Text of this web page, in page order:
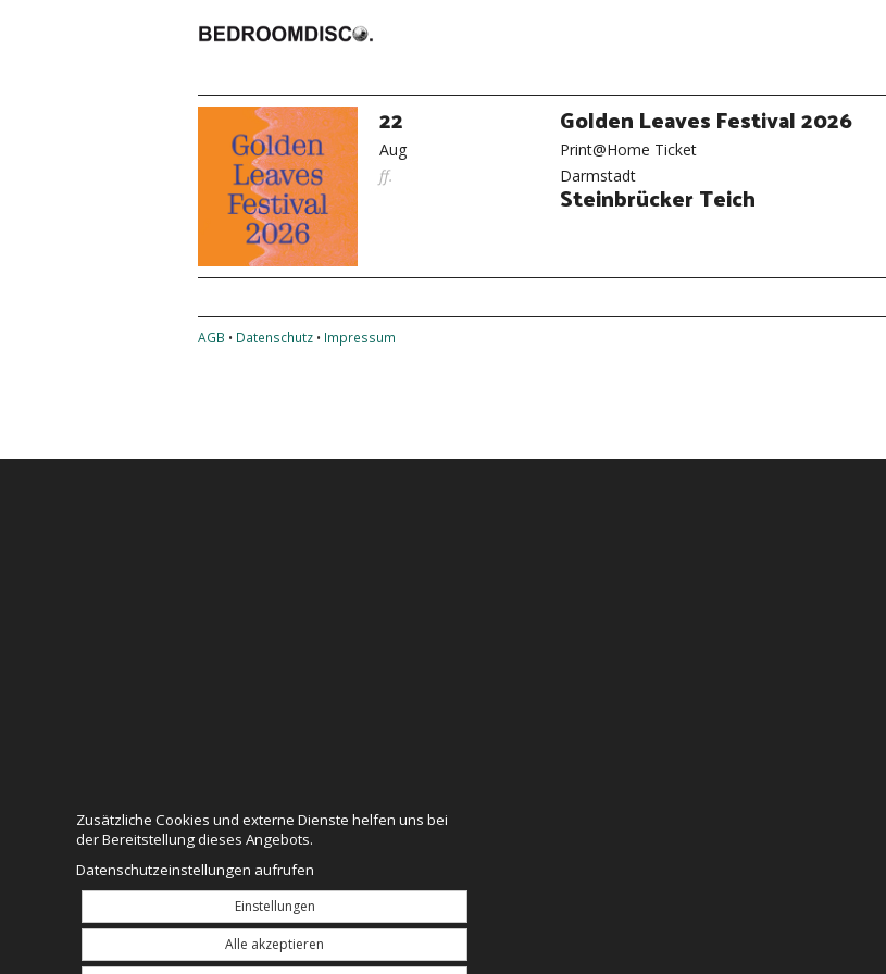
22
Aug
ff.
Golden Leaves Festival 2026
Print@Home Ticket
Darmstadt
Steinbrücker Teich
AGB • Datenschutz • Impressum
Zusätzliche Cookies und externe Dienste helfen uns bei
der Bereitstellung dieses Angebots.
Datenschutzeinstellungen aufrufen
Einstellungen
Alle akzeptieren